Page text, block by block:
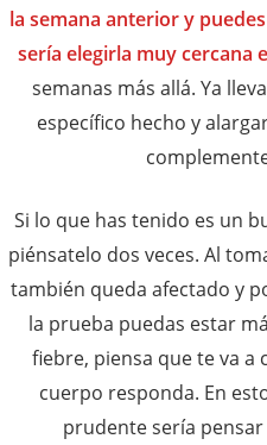
la semana anterior y
sería elegirla muy cercana
semanas más allá. Ya
específico hecho y
Si lo que has tenido es un
piénsatelo dos veces. Al
también queda afectado y
la prueba puedas estar
fiebre, piensa que te va a
cuerpo responda. En
prudente sería